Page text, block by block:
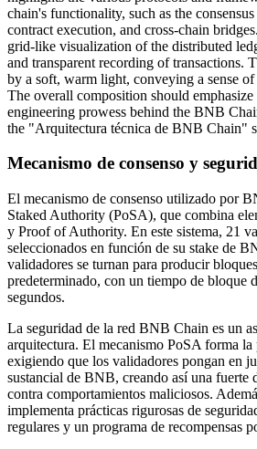
Mecanismo de consenso y
El mecanismo de consenso utilizado por
Staked Authority (PoSA), que combina
y Proof of Authority. En este sistema, 21
seleccionados en función de su stake de
validadores se turnan para producir
predeterminado, con un tiempo de bloque
segundos.
La seguridad de la red BNB Chain es un
arquitectura. El mecanismo PoSA forma la
exigiendo que los validadores pongan en
sustancial de BNB, creando así una fuerte
contra comportamientos maliciosos.
implementa prácticas rigurosas de
regulares y un programa de recompensas